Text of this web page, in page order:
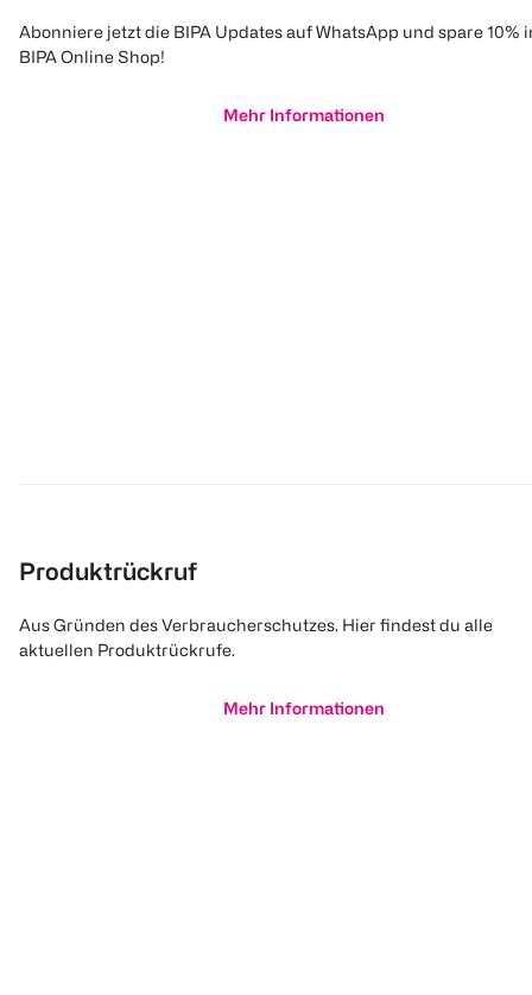
Abonniere jetzt die BIPA Updates auf WhatsApp und spare 10%
BIPA Online Shop!
Mehr Informationen
Produktrückruf
Aus Gründen des Verbraucherschutzes. Hier findest du alle
aktuellen Produktrückrufe.
Mehr Informationen